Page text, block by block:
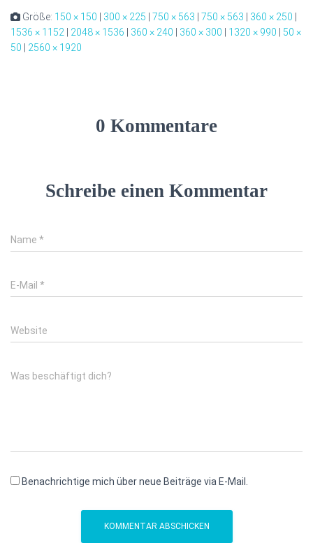
Größe: 150 × 150 | 300 × 225 | 750 × 563 | 750 × 563 | 360 × 250 |
1536 × 1152 | 2048 × 1536 | 360 × 240 | 360 × 300 | 1320 × 990 | 50 ×
50 | 2560 × 1920
0 Kommentare
Schreibe einen Kommentar
Name *
E-Mail *
Website
Was beschäftigt dich?
Benachrichtige mich über neue Beiträge via E-Mail.